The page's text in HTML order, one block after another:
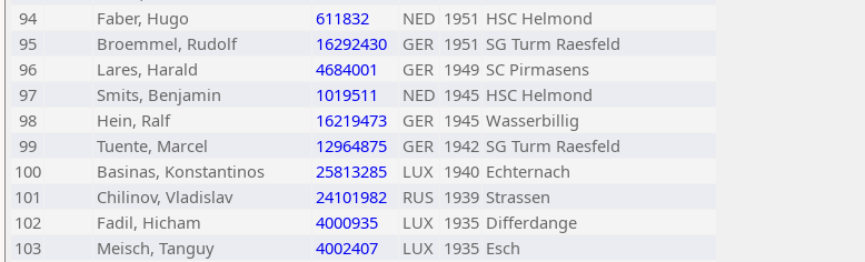
94
Faber, Hugo 611832 NED 1951 HSC Helmond
95
Broemmel, Rudolf 16292430 GER 1951 SG Turm Raesfeld
96
Lares, Harald 4684001 GER 1949 SC Pirmasens
97
Smits, Benjamin 1019511 NED 1945 HSC Helmond
98
Hein, Ralf 16219473 GER 1945 Wasserbillig
99
Tuente, Marcel 12964875 GER 1942 SG Turm Raesfeld
100
Basinas, Konstantinos 25813285 LUX 1940 Echternach
101
Chilinov, Vladislav 24101982 RUS 1939 Strassen
102
Fadil, Hicham 4000935 LUX 1935 Differdange
103
Meisch, Tanguy 4002407 LUX 1935 Esch